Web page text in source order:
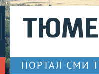
ПОРТАЛ СМИ